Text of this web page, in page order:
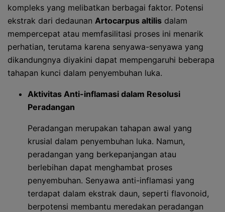
kompleks yang melibatkan berbagai faktor. Potensi
ekstrak dari dedaunan Artocarpus altilis dalam
mempercepat atau memfasilitasi proses ini menarik
perhatian, terutama karena senyawa-senyawa yang
dikandungnya diyakini dapat mempengaruhi beberapa
tahapan kunci dalam penyembuhan luka.
Aktivitas Anti-inflamasi dalam Resolusi
Peradangan
Peradangan merupakan tahapan awal yang
krusial dalam penyembuhan luka. Namun,
peradangan yang berkepanjangan atau
berlebihan dapat menghambat proses
penyembuhan. Senyawa anti-inflamasi yang
terdapat dalam ekstrak daun, seperti flavonoid,
berpotensi membantu meredakan peradangan